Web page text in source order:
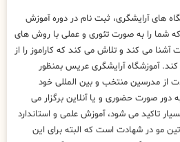
های آرایشگری، ثبت نام در دوره آموزش
شما را به صورت تئوری و عملی با روش های
آشنا می کند و تلاش می کند که کاراموز را از
آموزشگاه آرایشگری عریس بمنظور
از مدرسین منتخب و بین المللی خود
دور صورت حضوری و یا آنلاین برگزار می
تاکید می شود، آموزش علمی و استاندارد
مو در شهادت است که البته برای این